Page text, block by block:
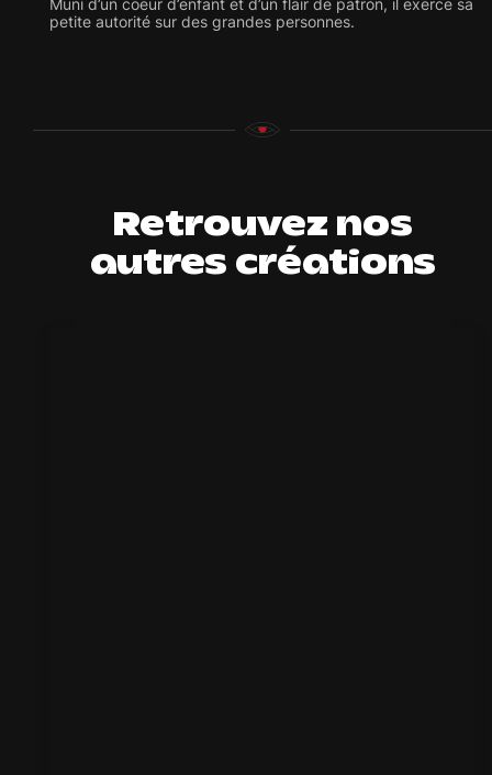
Muni d’un coeur d’enfant et d’un flair de patron, il exerce sa
petite autorité sur des grandes personnes.
Retrouvez nos
autres créations